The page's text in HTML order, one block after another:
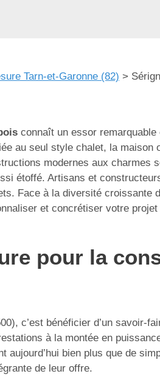
Tarn-et-Garonne (82) >
connaît un essor
au seul style chalet, la maison
modernes aux charmes
étoffé. Artisans et
Face à la diversité
et concrétiser votre
pour la
c’est bénéficier d’un savoir-
à la montée en
aujourd’hui bien plus que de
de leur offre.